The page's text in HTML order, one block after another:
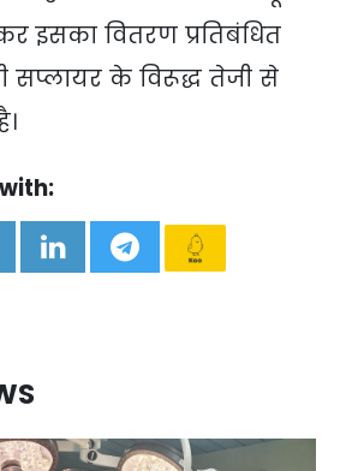
इसका वितरण प्रतिबंधित
सप्लायर के विरूद्ध तेजी से